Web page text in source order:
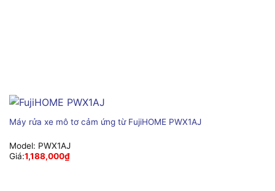
Máy rửa xe mô tơ cảm ứng từ FujiHOME PWX1AJ
Model: PWX1AJ
Giá:1,188,000₫